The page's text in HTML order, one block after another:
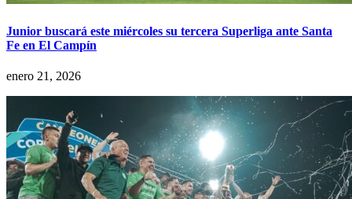
Junior buscará este miércoles su tercera Superliga ante Santa
Fe en El Campín
enero 21, 2026